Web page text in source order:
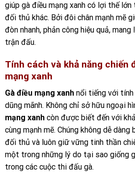
giúp gà điều mạng xanh có lợi thế
đối thủ khác. Bởi đôi chân mạnh mẽ
đòn nhanh, phản công hiệu quả,
trận đấu.
Tính cách và khả năng chiến
mạng xanh
Gà điều mạng xanh nổi tiếng với tính
dũng mãnh. Không chỉ sở hữu ngoại
mạng xanh còn được biết đến với
cùng mạnh mẽ. Chúng không dễ
đối thủ và luôn giữ vững tinh thần
một trong những lý do tại sao giống
trong các cuộc thi đấu gà.